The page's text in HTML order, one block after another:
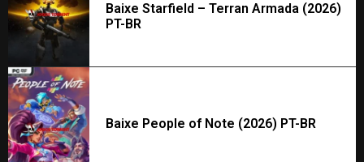
Baixe Starfield – Terran Armada (2026)
PT-BR
Baixe People of Note (2026) PT-BR